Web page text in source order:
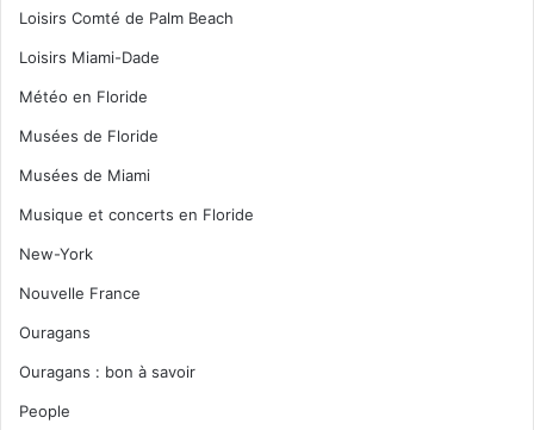
Loisirs Comté de Palm Beach
Loisirs Miami-Dade
Météo en Floride
Musées de Floride
Musées de Miami
Musique et concerts en Floride
New-York
Nouvelle France
Ouragans
Ouragans : bon à savoir
People